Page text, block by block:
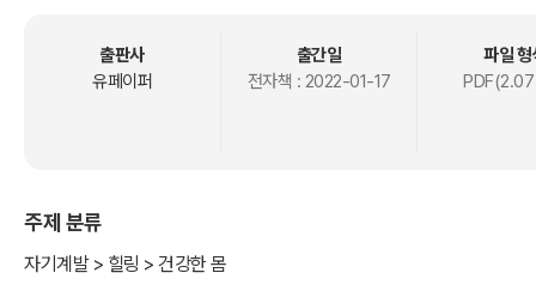
벗어날지 못할 수도 있다.
"나와 내 가족의 건강,
그 누구도 책임져 주지 않는다!"
출판사
유페이퍼
출간일
전자책 : 2022-01-17
파일 형
주제 분류
자기계발 > 힐링 > 건강한 몸